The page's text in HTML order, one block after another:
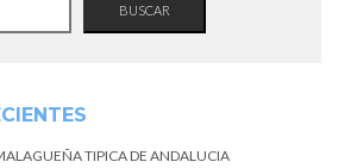
BUSCAR
TIPICA DE ANDALUCIA